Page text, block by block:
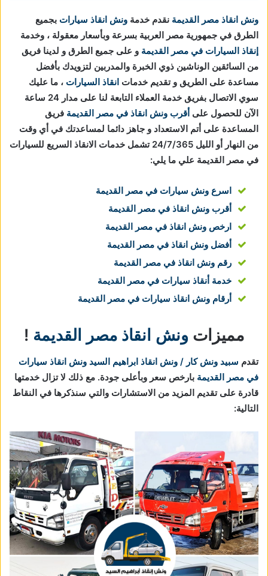
ونش انقاذ مصر القديمة نقدم خدمة ونش انقاذ سيارات بجميع
الطرق في جمهورية مصر العربية بسرعة وبأسعار معقولة ، وخدمة
إنقاذ السيارات في مصر القديمة و على جميع الطرق و لدينا فريق
من السائقين الوناشين ذوي الخبرة والمدربين لتزويدك بأفضل
مساعدة على الطريق و تقديم خدمات انقاذ السيارات ، ما عليك
سوي الاتصال بفريق خدمة العملاء التابعة لنا على مدار 24 ساعة
الآن للحصول على أقرب ونش انقاذ في مصر القديمة فريق
المساعدة على أتم الاستعداد و جاهز دائما لمساعدتك في أي وقت
من النهار أو الليل 24/7/365 تشمل خدمات الانقاذ السريع للسيارات
في مصر القديمة علي ما يلي:
اسرع ونش سيارات في مصر القديمة
أقرب ونش انقاذ في مصر القديمة
ارخص ونش انقاذ في مصر القديمة
أفضل ونش انقاذ في مصر القديمة
رقم ونش انقاذ في مصر القديمة
خدمة أنقاذ سيارات في مصر القديمة
أرقام ونش انقاذ سيارات في مصر القديمة
مميزات ونش انقاذ مصر القديمة !
تقدم سبيد ونش كار / ونش انقاذ ابراهيم السيد ونش انقاذ سيارات
في مصر القديمة بارخص سعر وبأعلى جودة. مع ذلك لا تزال خدمتها
قادرة على تقديم المزيد من الاستشارات والتي سنذكرها في النقاط
التالية: